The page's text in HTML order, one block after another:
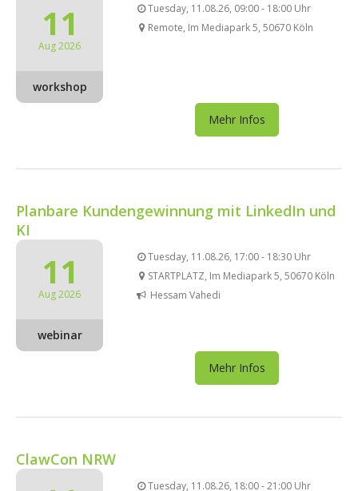
11
Aug 2026
workshop
Tuesday, 11.08.26, 09:00 - 18:00 Uhr
Remote, Im Mediapark 5, 50670 Köln
Mehr Infos
Planbare Kundengewinnung mit LinkedIn und
KI
11
Aug 2026
webinar
Tuesday, 11.08.26, 17:00 - 18:30 Uhr
STARTPLATZ, Im Mediapark 5, 50670 Köln
Hessam Vahedi
Mehr Infos
ClawCon NRW
Tuesday, 11.08.26, 18:00 - 21:00 Uhr